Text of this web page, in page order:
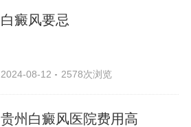
白癜风要忌
2024-08-12 2578次浏览
贵州白癜风医院费用高